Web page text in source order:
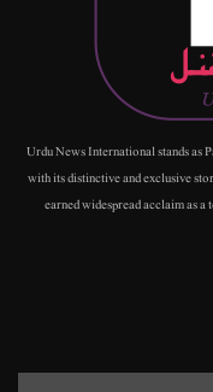
"Urdu News International stands as
with its distinctive and exclusive
earned widespread acclaim as